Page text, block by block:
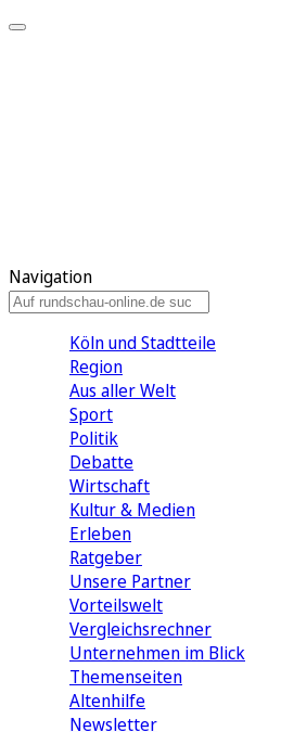
Navigation
Köln und Stadtteile
Region
Aus aller Welt
Sport
Politik
Debatte
Wirtschaft
Kultur & Medien
Erleben
Ratgeber
Unsere Partner
Vorteilswelt
Vergleichsrechner
Unternehmen im Blick
Themenseiten
Altenhilfe
Newsletter